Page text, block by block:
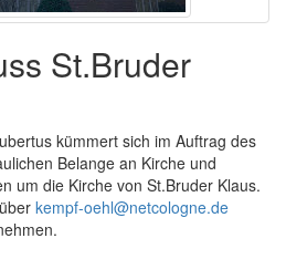
St.Bruder
kümmert sich im Auftrag des
Belange an Kirche und
um die Kirche von St.Bruder Klaus.
kempf-oehl@netcologne.de